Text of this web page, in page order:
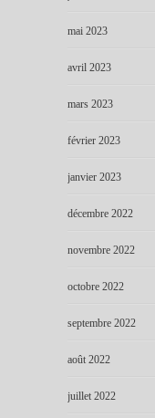
mai 2023
avril 2023
mars 2023
février 2023
janvier 2023
décembre 2022
novembre 2022
octobre 2022
septembre 2022
août 2022
juillet 2022